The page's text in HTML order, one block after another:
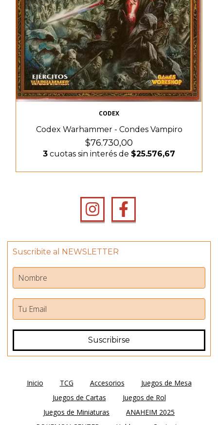
CODEX
Codex Warhammer - Condes Vampiro
$76.730,00
3 cuotas sin interés de $25.576,67
Suscribite al NEWSLETTER
Inicio TCG Accesorios
Juegos de Mesa
Juegos de Cartas
Juegos de Rol
Juegos de Miniaturas
ANAHEIM 2025